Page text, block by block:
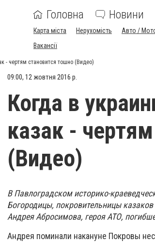
Головна Новини
Карта міста Нерухомість Авто /
Вакансії
- чертям становится тошно (Видео)
09:00, 12 жовтня 2016 р.
Когда в
казак -
(Видео)
В Павлоградском историко-
Богородицы, покровительницы казаков
Андрея Абросимова, героя АТО,
Андрея поминали накануне Покровы